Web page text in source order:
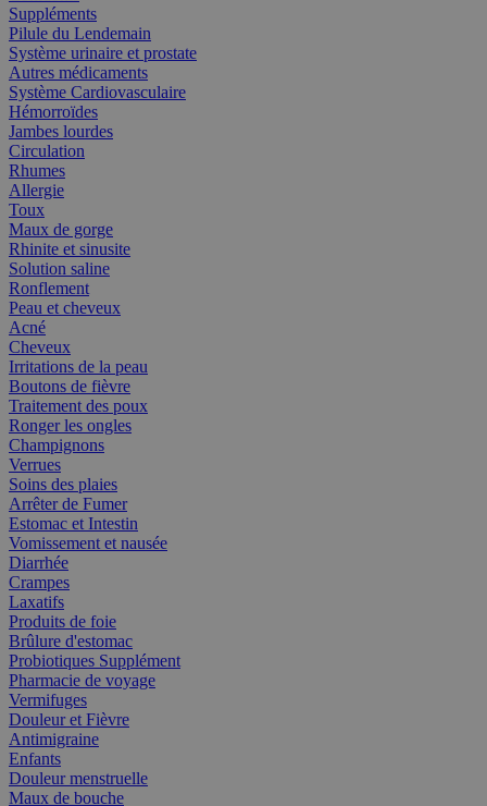
Suppléments
Pilule du Lendemain
Système urinaire et prostate
Autres médicaments
Système Cardiovasculaire
Hémorroïdes
Jambes lourdes
Circulation
Rhumes
Allergie
Toux
Maux de gorge
Rhinite et sinusite
Solution saline
Ronflement
Peau et cheveux
Acné
Cheveux
Irritations de la peau
Boutons de fièvre
Traitement des poux
Ronger les ongles
Champignons
Verrues
Soins des plaies
Arrêter de Fumer
Estomac et Intestin
Vomissement et nausée
Diarrhée
Crampes
Laxatifs
Produits de foie
Brûlure d'estomac
Probiotiques Supplément
Pharmacie de voyage
Vermifuges
Douleur et Fièvre
Antimigraine
Enfants
Douleur menstruelle
Maux de bouche